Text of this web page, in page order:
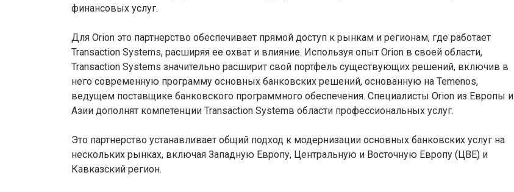
финансовых услуг.
Для Orion это партнерство обеспечивает прямой доступ к рынкам и регионам, где работает
Transaction Systems, расширяя ее охват и влияние. Используя опыт Orion в своей области,
Transaction Systems значительно расширит свой портфель существующих решений, включив в
него современную программу основных банковских решений, основанную на Temenos,
ведущем поставщике банковского программного обеспечения. Специалисты Orion из Европы и
Азии дополнят компетенции Transaction Systemв области профессиональных услуг.
Это партнерство устанавливает общий подход к модернизации основных банковских услуг на
нескольких рынках, включая Западную Европу, Центральную и Восточную Европу (ЦВЕ) и
Кавказский регион.